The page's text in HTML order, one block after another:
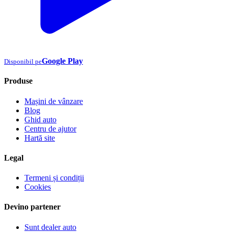
Disponibil peGoogle Play
Produse
Mașini de vânzare
Blog
Ghid auto
Centru de ajutor
Hartă site
Legal
Termeni și condiții
Cookies
Devino partener
Sunt dealer auto